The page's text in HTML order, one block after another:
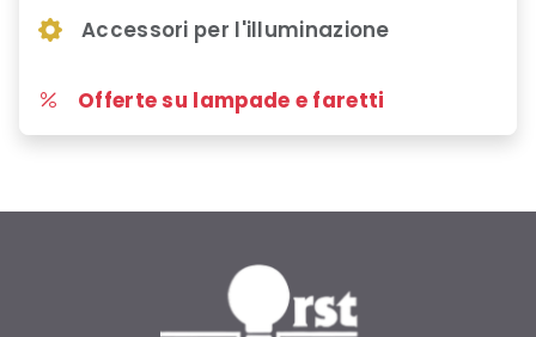
Accessori per l'illuminazione
Offerte su lampade e faretti